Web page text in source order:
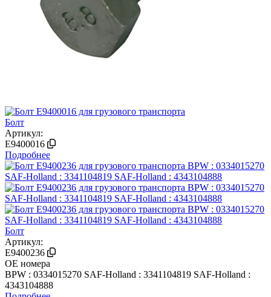
Болт
Артикул:
E9400016
Подробнее
Болт
Артикул:
E9400236
OE номера
BPW : 0334015270 SAF-Holland : 3341104819 SAF-Holland :
4343104888